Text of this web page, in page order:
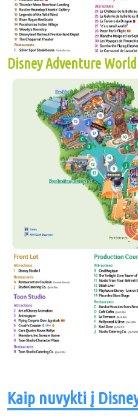
Disney Adventure
Kaip nuvykti į